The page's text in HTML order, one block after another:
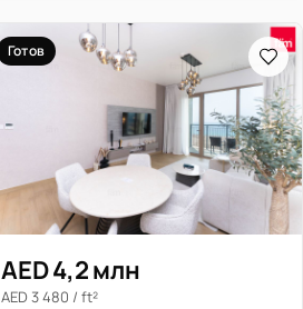
Готов
AED 4,2 млн
AED 3 480 / ft²